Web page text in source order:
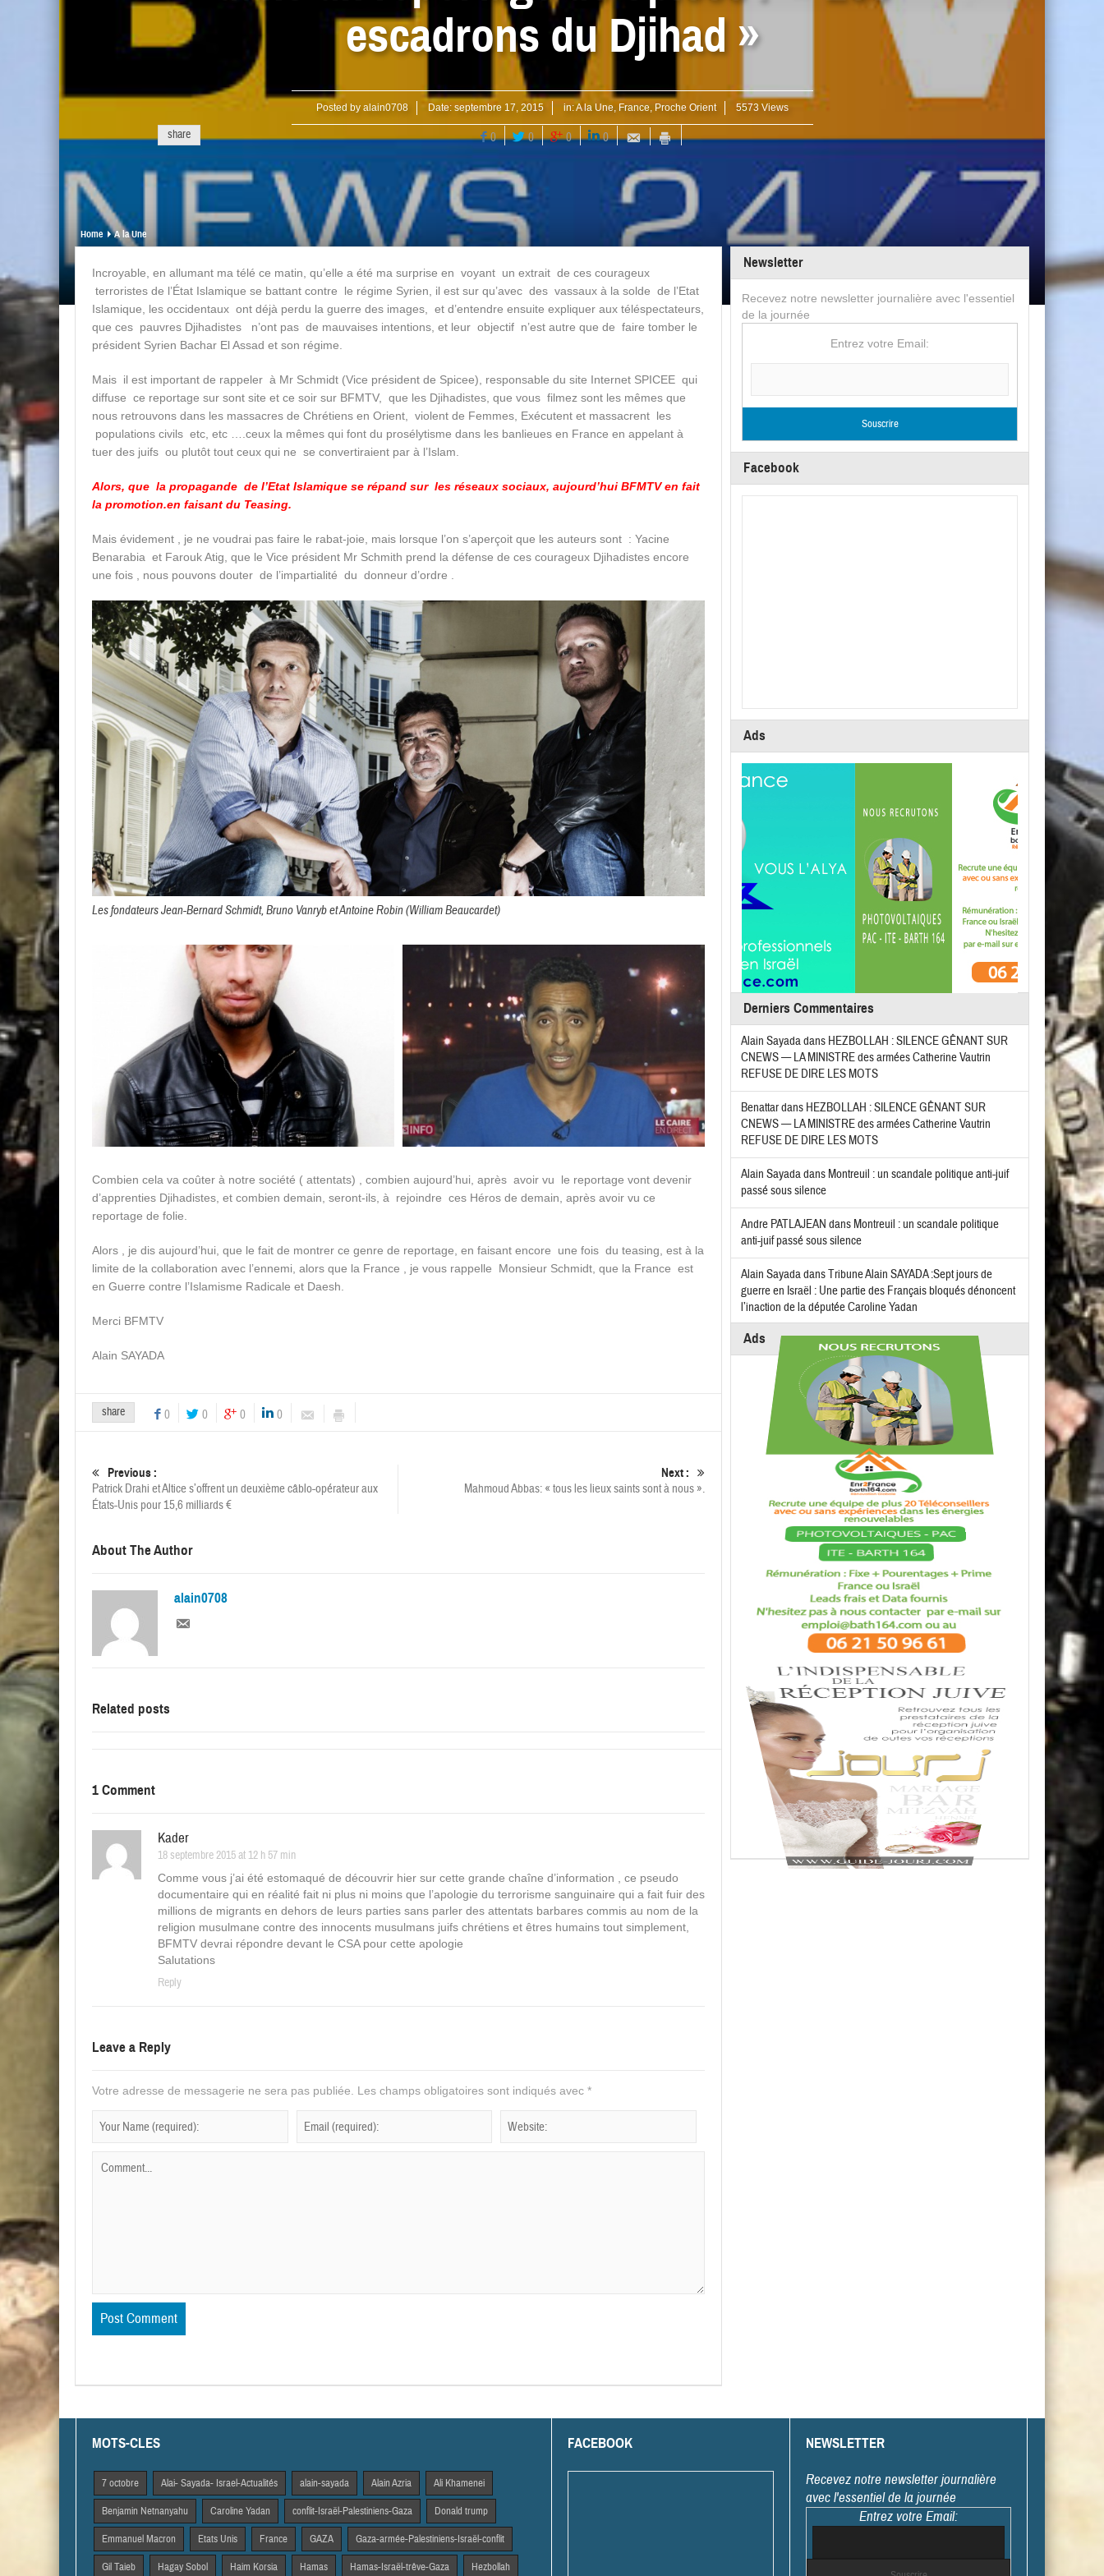
escadrons du Djihad »
Posted by alain0708 Date: septembre 17, 2015 in:A la Une, France, Proche Orient 5573 Views
share 0 0 0 0
Home A la Une
Incroyable, en allumant ma télé ce matin, qu’elle a été ma surprise en voyant un extrait de ces courageux
terroristes de l’État Islamique se battant contre le régime Syrien, il est sur qu’avec des vassaux à la solde de l’Etat
Islamique, les occidentaux ont déjà perdu la guerre des images, et d’entendre ensuite expliquer aux téléspectateurs,
que ces pauvres Djihadistes n’ont pas de mauvaises intentions, et leur objectif n’est autre que de faire tomber le
président Syrien Bachar El Assad et son régime.
Mais il est important de rappeler à Mr Schmidt (Vice président de Spicee), responsable du site Internet SPICEE qui
diffuse ce reportage sur sont site et ce soir sur BFMTV, que les Djihadistes, que vous filmez sont les mêmes que
nous retrouvons dans les massacres de Chrétiens en Orient, violent de Femmes, Exécutent et massacrent les
populations civils etc, etc ….ceux la mêmes qui font du prosélytisme dans les banlieues en France en appelant à
tuer des juifs ou plutôt tout ceux qui ne se convertiraient par à l’Islam.
Alors, que la propagande de l’Etat Islamique se répand sur les réseaux sociaux, aujourd’hui BFMTV en fait
la promotion.en faisant du Teasing.
Mais évidement , je ne voudrai pas faire le rabat-joie, mais lorsque l’on s’aperçoit que les auteurs sont : Yacine
Benarabia et Farouk Atig, que le Vice président Mr Schmith prend la défense de ces courageux Djihadistes encore
une fois , nous pouvons douter de l’impartialité du donneur d’ordre .
Les fondateurs Jean-Bernard Schmidt, Bruno Vanryb et Antoine Robin (William Beaucardet)
Combien cela va coûter à notre société ( attentats) , combien aujourd’hui, après avoir vu le reportage vont devenir
d’apprenties Djihadistes, et combien demain, seront-ils, à rejoindre ces Héros de demain, après avoir vu ce
reportage de folie.
Alors , je dis aujourd’hui, que le fait de montrer ce genre de reportage, en faisant encore une fois du teasing, est à la
limite de la collaboration avec l’ennemi, alors que la France , je vous rappelle Monsieur Schmidt, que la France est
en Guerre contre l’Islamisme Radicale et Daesh.
Merci BFMTV
Alain SAYADA
share 0 0 0 0
Previous :
Patrick Drahi et Altice s’offrent un deuxième câblo-opérateur aux
États-Unis pour 15,6 milliards €
Next :
Mahmoud Abbas: « tous les lieux saints sont à nous ».
About The Author
alain0708
Related posts
1 Comment
Kader
18 septembre 2015 at 12 h 57 min
Comme vous j’ai été estomaqué de découvrir hier sur cette grande chaîne d’information , ce pseudo
documentaire qui en réalité fait ni plus ni moins que l’apologie du terrorisme sanguinaire qui a fait fuir des
millions de migrants en dehors de leurs parties sans parler des attentats barbares commis au nom de la
religion musulmane contre des innocents musulmans juifs chrétiens et êtres humains tout simplement,
BFMTV devrai répondre devant le CSA pour cette apologie
Salutations
Reply
Leave a Reply
Votre adresse de messagerie ne sera pas publiée. Les champs obligatoires sont indiqués avec *
Newsletter
Recevez notre newsletter journalière avec l'essentiel
de la journée
Entrez votre Email:
Facebook
Ads
Derniers Commentaires
Alain Sayadadans HEZBOLLAH : SILENCE GÊNANT SUR
CNEWS — LA MINISTRE des armées Catherine Vautrin
REFUSE DE DIRE LES MOTS
Benattardans HEZBOLLAH : SILENCE GÊNANT SUR
CNEWS — LA MINISTRE des armées Catherine Vautrin
REFUSE DE DIRE LES MOTS
Alain Sayadadans Montreuil : un scandale politique anti-juif
passé sous silence
Andre PATLAJEAN dans Montreuil : un scandale politique
anti-juif passé sous silence
Alain SayadadansTribune Alain SAYADA :Sept jours de
guerre en Israël : Une partie des Français bloqués dénoncent
l’inaction de la députée Caroline Yadan
Ads
MOTS-CLES
7 octobre Alai- Sayada- Israel-Actualités alain-sayada Alain Azria Ali Khamenei
Benjamin Netnanyahu Caroline Yadan conflit-Israël-Palestiniens-Gaza Donald trump
Emmanuel Macron Etats Unis France GAZA Gaza-armée-Palestiniens-Israël-conflit
Gil Taieb Hagay Sobol Haim Korsia Hamas Hamas-Israël-trêve-Gaza Hezbollah
FACEBOOK NEWSLETTER
Recevez notre newsletter journalière
avec l'essentiel de la journée
Entrez votre Email: